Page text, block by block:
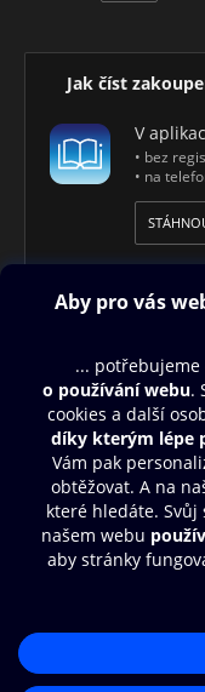
Jak číst
V
• bez
• na
Obsah ke stažení
Moje O2 Knihovna
Další zábava
© O2 Czech Republic a.s.
Zásady zpracování